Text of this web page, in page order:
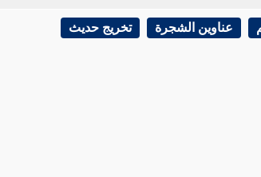
عناوين الشجرة تخريج حديث